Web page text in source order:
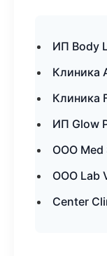
ИП Body
Клиника
Клиника
ИП Glow
ООО Med
ООО Lab
Center